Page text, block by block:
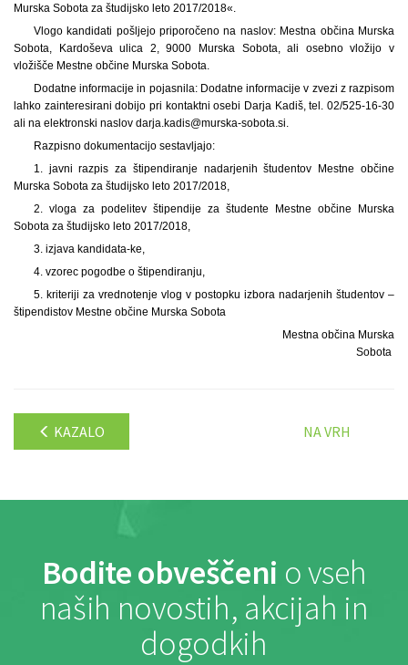
Murska Sobota za študijsko leto 2017/2018«.
Vlogo kandidati pošljejo priporočeno na naslov: Mestna občina Murska
Sobota, Kardoševa ulica 2, 9000 Murska Sobota, ali osebno vložijo v
vložišče Mestne občine Murska Sobota.
Dodatne informacije in pojasnila: Dodatne informacije v zvezi z razpisom
lahko zainteresirani dobijo pri kontaktni osebi Darja Kadiš, tel. 02/525-16-30
ali na elektronski naslov darja.kadis@murska-sobota.si.
Razpisno dokumentacijo sestavljajo:
1. javni razpis za štipendiranje nadarjenih študentov Mestne občine
Murska Sobota za študijsko leto 2017/2018,
2. vloga za podelitev štipendije za študente Mestne občine Murska
Sobota za študijsko leto 2017/2018,
3. izjava kandidata-ke,
4. vzorec pogodbe o štipendiranju,
5. kriteriji za vrednotenje vlog v postopku izbora nadarjenih študentov –
štipendistov Mestne občine Murska Sobota
Mestna občina Murska
Sobota
KAZALO NA VRH
Bodite obveščeni o vseh
naših novostih, akcijah in
dogodkih